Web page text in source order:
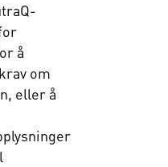
å
om
eller å